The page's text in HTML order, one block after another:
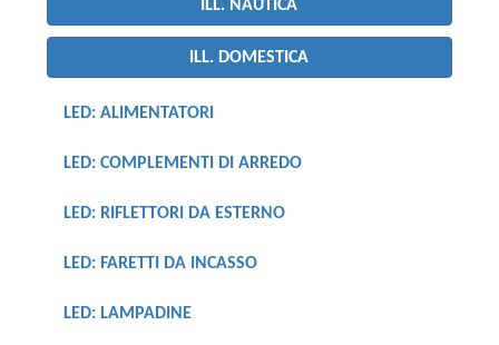
ILL. NAUTICA
ILL. DOMESTICA
LED: ALIMENTATORI
LED: COMPLEMENTI DI ARREDO
LED: RIFLETTORI DA ESTERNO
LED: FARETTI DA INCASSO
LED: LAMPADINE